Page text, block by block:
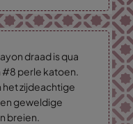
draad is qua
perle katoen.
het zijdeachtige
geweldige
breien.